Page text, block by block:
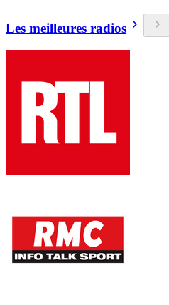
Les meilleures radios